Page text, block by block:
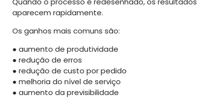
aparecem rapidamente.
Os ganhos mais comuns são:
● aumento de produtividade
● redução de erros
● redução de custo por pedido
● melhoria do nível de serviço
● aumento da previsibilidade